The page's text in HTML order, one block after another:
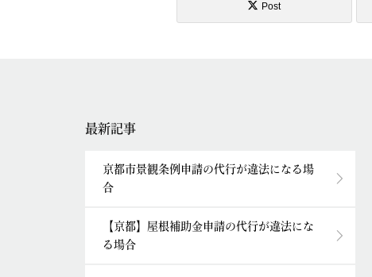
Post
最新記事
京都市景観条例申請の代行が違法になる場
合
【京都】屋根補助金申請の代行が違法にな
る場合